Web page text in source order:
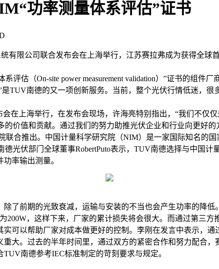
功率测量体系评估”证书
限公司联合发布会在上海举行，江苏赛拉弗成为获得全球首
（On-site power measurement validation）”证书的组件厂商
南德的又一项创新服务。当前，整个光伏行情低迷，很
上海举行，在发布会现场，许海亮特别指出，“我们不仅
价值和贡献。通过我们的努力助推光伏企业和行业向更好的
推出。中国计量科学研究院（NIM）是一家国际知名的国
光伏部门全球董事RobertPuto表示，TUV南德选择与中国
率输出测量。
前期的光致衰减，运输与安装的不当也会产生功率的降低
200W，这样下来，厂家的累计损失将会很大。而通过第三
可以帮助厂家对成本做更好的控制。李刚在发言中表示，
大。过去的半年时间里，通过双方的紧密合作和努力配合
南德参考IEC标准制定的苛刻要求与规定。